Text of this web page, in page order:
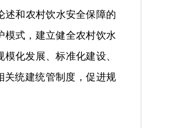
述和农村饮水安全保障的
模式，建立健全农村饮水
化发展、标准化建设、
关统建统管制度，促进规